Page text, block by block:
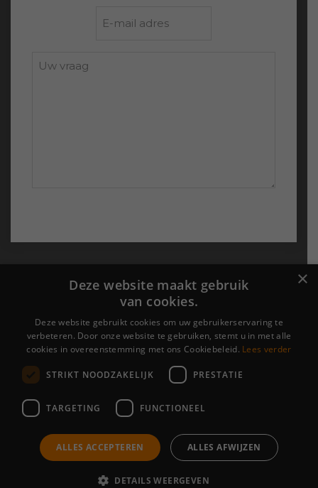
›Over ons
›Portfolio
›Contact
Algemene voorwaarden |Cookieverklaring &
Privacyverklaring
[brb_collection id="6469"]
Ontwikkeling doorProbu Online
×
Deze website maakt gebruik
van cookies.
Deze website gebruikt cookies om uw gebruikerservaring te
verbeteren. Door onze website te gebruiken, stemt u in met alle
cookies in overeenstemming met ons Cookiebeleid. Lees verder
STRIKT NOODZAKELIJK PRESTATIE
TARGETING FUNCTIONEEL
ALLES ACCEPTEREN ALLES AFWIJZEN
DETAILS WEERGEVEN